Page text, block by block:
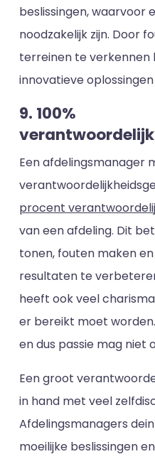
beslissingen, waarvoor
noodzakelijk zijn. Door
terreinen te verkennen
innovatieve
9. 100%
Een afdelingsmanager
procent
van een afdeling. Dit
tonen, fouten maken
resultaten te
heeft ook veel
er bereikt moet
en dus passie mag niet
Een groot
in hand met veel
Afdelingsmanagers
moeilijke beslissingen